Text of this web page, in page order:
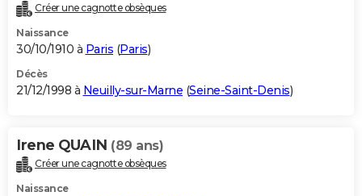
Créer une cagnotte obsèques
Naissance
30/10/1910 à Paris (Paris)
Décès
21/12/1998 à Neuilly-sur-Marne (Seine-Saint-Denis)
Irene QUAIN (89 ans)
Créer une cagnotte obsèques
Naissance